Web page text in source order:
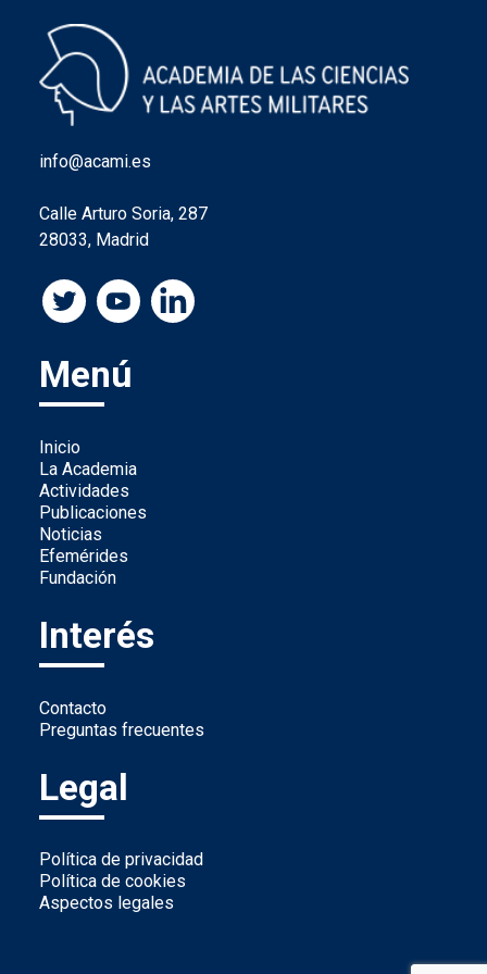
info@acami.es
Calle Arturo Soria, 287
28033, Madrid
Menú
Inicio
La Academia
Actividades
Publicaciones
Noticias
Efemérides
Fundación
Interés
Contacto
Preguntas frecuentes
Legal
Política de privacidad
Política de cookies
Aspectos legales